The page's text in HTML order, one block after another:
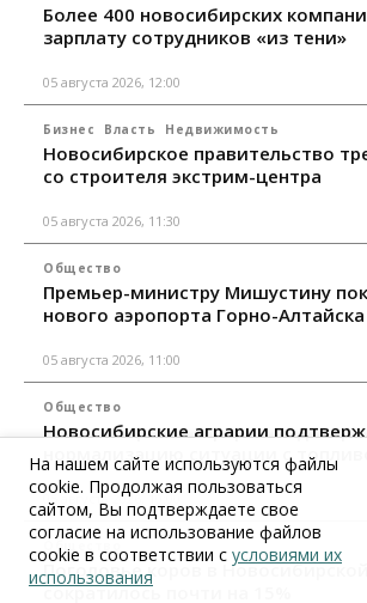
Более 400 новосибирских
зарплату сотрудников «из тени»
05 августа 2026, 12:00
Бизнес Власть Недвижимость
Новосибирское правительство
со строителя экстрим-центра
05 августа 2026, 11:30
Общество
Премьер-министру Мишустину
нового аэропорта Горно-Алтайска
05 августа 2026, 11:00
Общество
Новосибирские аграрии
нормализацию ситуации с
05 августа 2026, 10:00
Общество
Поголовье коров в Новосибирской
сократилось почти на 15%
На нашем сайте используются файлы
cookie. Продолжая пользоваться
сайтом, Вы подтверждаете свое
согласие на использование файлов
cookie в соответствии с условиями их
использования